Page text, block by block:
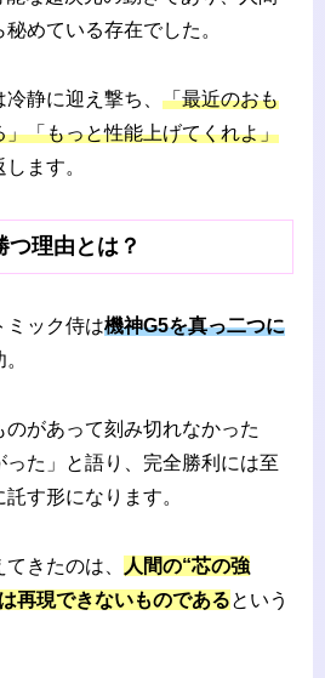
めている存在でした。
静に迎え撃ち、 「最近のおも
「もっと性能上げてくれよ」
ます。
つ理由とは？
ミック侍は機神G5を真っ二つに
のがあって刻み切れなかった
た」と語り、完全勝利には至
す形になります。
きたのは、
人間の“芯の強
再現できないものであるという